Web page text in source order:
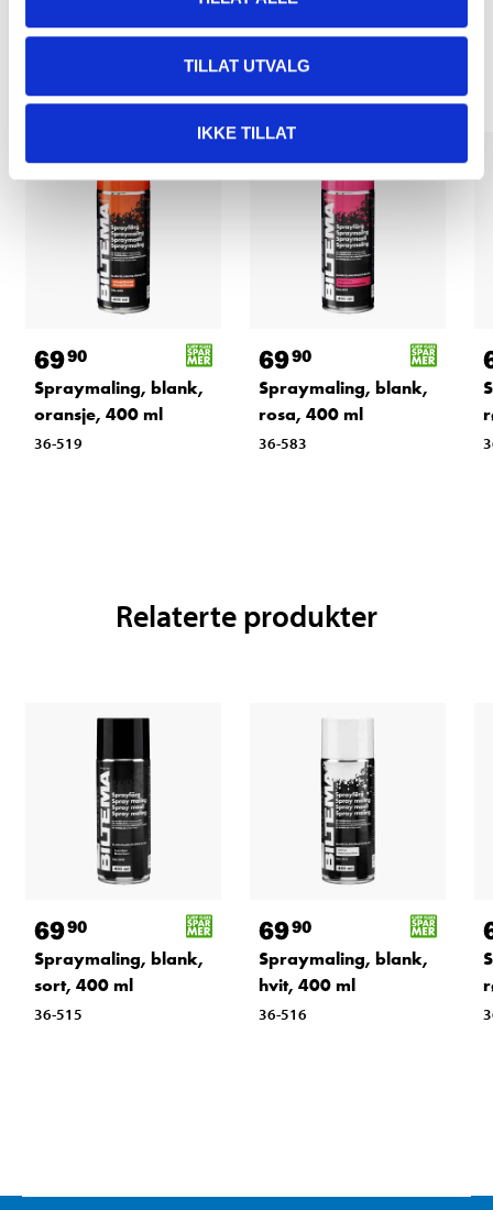
TILLAT UTVALG
IKKE TILLAT
Andre kunder har også kjøpt
6990
Spraymaling, blank,
oransje, 400 ml
36-519
6990
Spraymaling, blank,
rosa, 400 ml
36-583
Relaterte produkter
6990
Spraymaling, blank,
sort, 400 ml
36-515
6990
Spraymaling, blank,
hvit, 400 ml
36-516